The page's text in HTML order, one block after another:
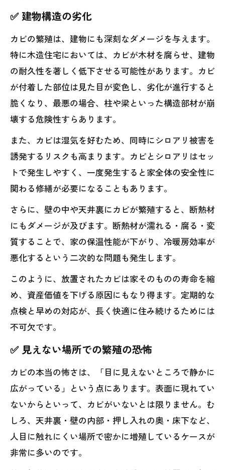
✅ 建物構造の劣化
カビの繁殖は、建物にも深刻なダメージを与えます。
特に木造住宅においては、カビが木材を腐らせ、建物
の耐久性を著しく低下させる可能性があります。カビ
が付着した部位は見た目が変色し、劣化が進行すると
脆くなり、最悪の場合、柱や梁といった構造部材が崩
壊する危険性すらあります。
また、カビは湿気を好むため、同時にシロアリ被害を
誘発するリスクも高まります。カビとシロアリはセッ
トで発生しやすく、一度発生すると家全体の安全性に
関わる修繕が必要になることもあります。
さらに、壁の中や天井裏にカビが繁殖すると、断熱材
にもダメージが及びます。断熱材が濡れる・腐る・変
質することで、家の保温性能が下がり、冷暖房効率が
悪化するという二次的な問題も発生します。
このように、放置されたカビは家そのものの寿命を縮
め、資産価値を下げる原因にもなり得ます。定期的な
点検と早めの対応が、長く快適に住み続けるためには
不可欠です。
✅ 見えない場所での繁殖の恐怖
カビの本当の怖さは、「目に見えないところで静かに
広がっている」という点にあります。表面に現れてい
ないからといって、カビがいないとは限りません。む
しろ、天井裏・壁の内部・押し入れの奥・床下など、
人目に触れにくい場所で密かに増殖しているケースが
非常に多いのです。